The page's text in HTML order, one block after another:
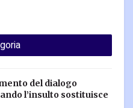
del dialogo
l’insulto sostituisce